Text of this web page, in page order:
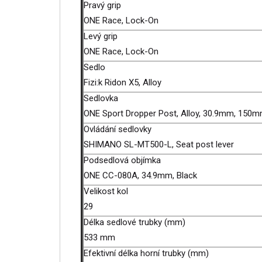
Pravý grip
ONE Race, Lock-On
Levý grip
ONE Race, Lock-On
Sedlo
Fizi:k Ridon X5, Alloy
Sedlovka
ONE Sport Dropper Post, Alloy, 30.9mm,
Ovládání sedlovky
SHIMANO SL-MT500-L, Seat post lever
Podsedlová objímka
ONE CC-080A, 34.9mm, Black
Velikost kol
29
Délka sedlové trubky (mm)
533 mm
Efektivní délka horní trubky (mm)